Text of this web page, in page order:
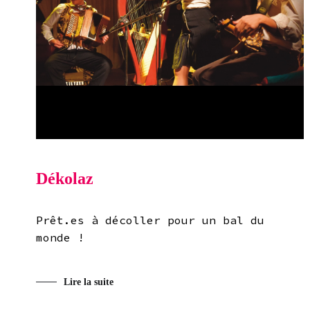
Dékolaz
Prêt.es à décoller pour un bal du
monde !
Lire la suite